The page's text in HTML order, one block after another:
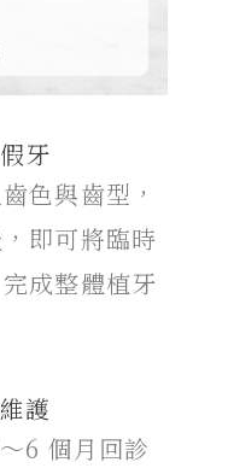
牙
色與齒型，
即可將臨時
成整體植牙
護
6 個月回診